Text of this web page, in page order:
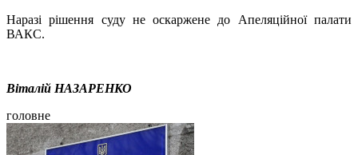
Наразі рішення суду не оскаржене до Апеляційної палати
ВАКС.
Віталій НАЗАРЕНКО
головне